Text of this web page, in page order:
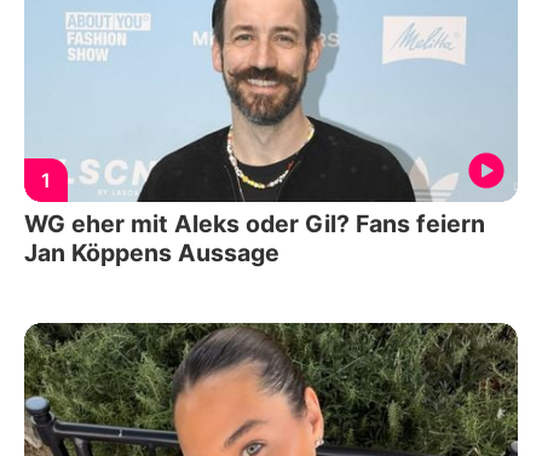
1
WG eher mit Aleks oder Gil? Fans feiern
Jan Köppens Aussage